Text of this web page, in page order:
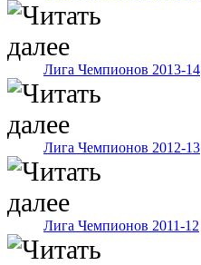
Лига Чемпионов 2013-14
Лига Чемпионов 2012-13
Лига Чемпионов 2011-12